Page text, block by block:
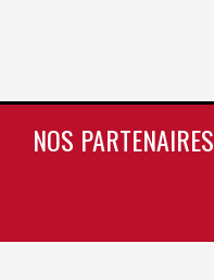
NOS PARTENAIRES